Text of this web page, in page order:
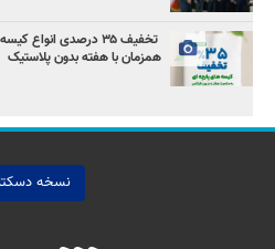
تخفیف ۳۵ درصدی
همزمان با هفته بدون پلاستیک
نسخه